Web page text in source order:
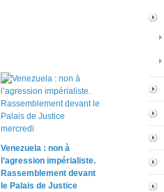
Venezuela : non à
l’agression impérialiste.
Rassemblement devant
le Palais de Justice